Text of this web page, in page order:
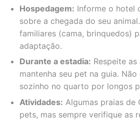
Hospedagem: Informe o hotel
sobre a chegada do seu
familiares (cama, brinquedos)
adaptação.
Durante a estadia: Respeite
mantenha seu pet na guia.
sozinho no quarto por longos
Atividades: Algumas praias de
pets, mas sempre verifique as